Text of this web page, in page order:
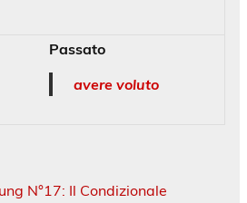
Passato
avere voluto
N°17: Il Condizionale